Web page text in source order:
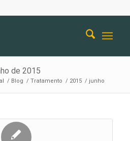
de 2015
/ Blog / Tratamento / 2015 / junho